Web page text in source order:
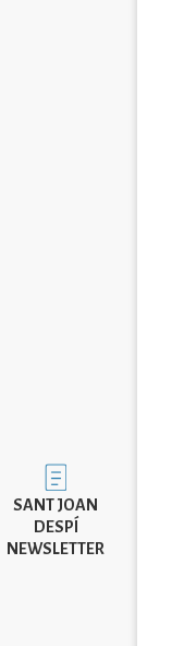
Imatge
SANT JOAN
DESPÍ
NEWSLETTER